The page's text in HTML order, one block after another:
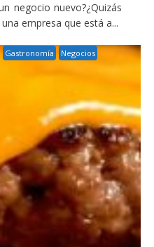
negocio nuevo?¿Quizás
empresa que está a...
Gastronomía Negocios